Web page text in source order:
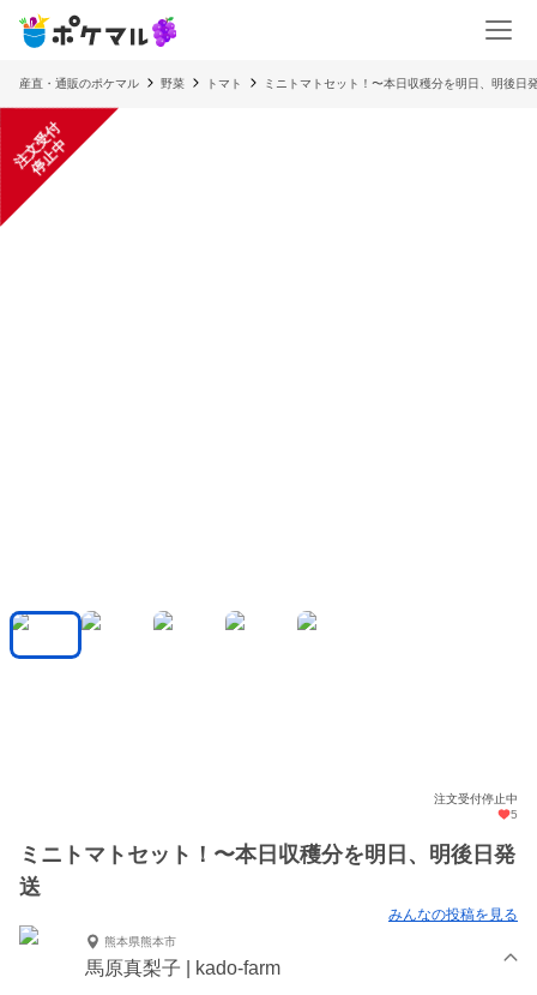
産直・通販のポケマル 野菜 トマト ミニトマトセット！〜本日収穫分を明日、明後日
注
文
受
付
停
止
中
注文受付停止中
5
ミニトマトセット！〜本日収穫分を明日、明後日発
送
みんなの投稿を見る
熊本県熊本市
馬原真梨子 | kado-farm